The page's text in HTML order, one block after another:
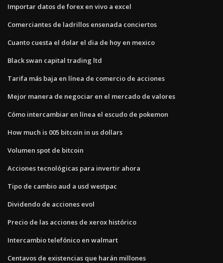
Importar datos de forex en vivo a excel
Comerciantes de ladrillos ensenada conciertos
Cuanto cuesta el dolar el dia de hoy en mexico
Black swan capital trading ltd
Tarifa más baja en línea de comercio de acciones
Mejor manera de negociar en el mercado de valores
Cómo intercambiar en línea el escudo de pokemon
How much is 005 bitcoin in us dollars
Volumen spot de bitcoin
Acciones tecnológicas para invertir ahora
Tipo de cambio aud a usd westpac
Dividendo de acciones evol
Precio de las acciones de xerox histórico
Intercambio telefónico en walmart
Centavos de existencias que harán millones